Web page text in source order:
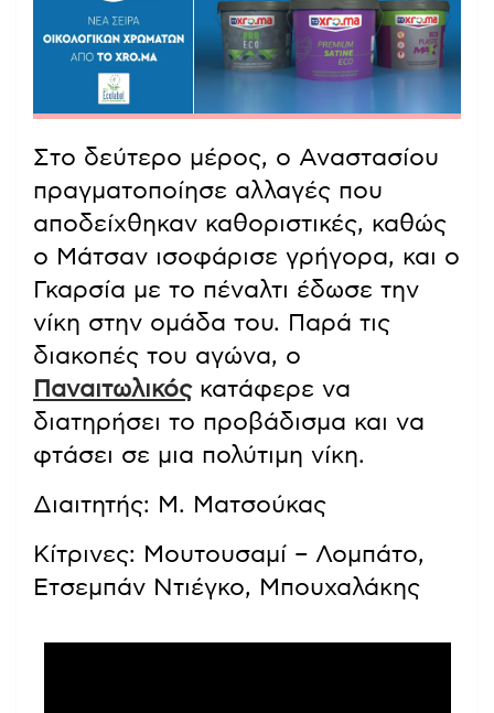
Στο δεύτερο μέρος, ο Αναστασίου
πραγματοποίησε αλλαγές που
αποδείχθηκαν καθοριστικές, καθώς
ο Μάτσαν ισοφάρισε γρήγορα, και ο
Γκαρσία με το πέναλτι έδωσε την
νίκη στην ομάδα του. Παρά τις
διακοπές του αγώνα, ο
Παναιτωλικόςκατάφερε να
διατηρήσει το προβάδισμα και να
φτάσει σε μια πολύτιμη νίκη.
Διαιτητής: Μ. Ματσούκας
Κίτρινες: Μουτουσαμί – Λομπάτο,
Ετσεμπάν Ντιέγκο, Μπουχαλάκης